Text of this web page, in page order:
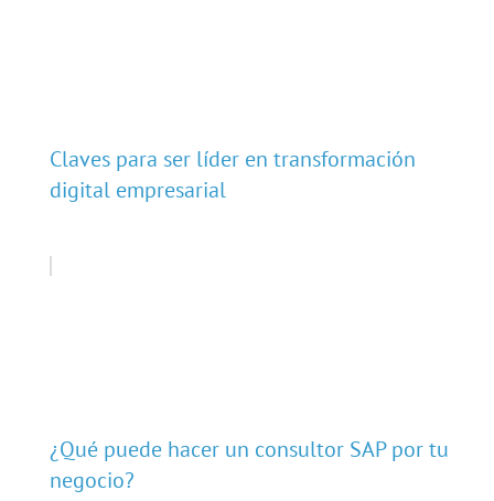
Claves para ser líder en transformación
digital empresarial
¿Qué puede hacer un consultor SAP por tu
negocio?